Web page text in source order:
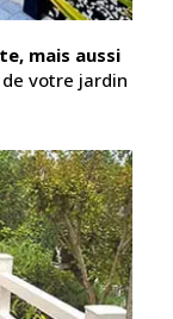
mais aussi
votre jardin